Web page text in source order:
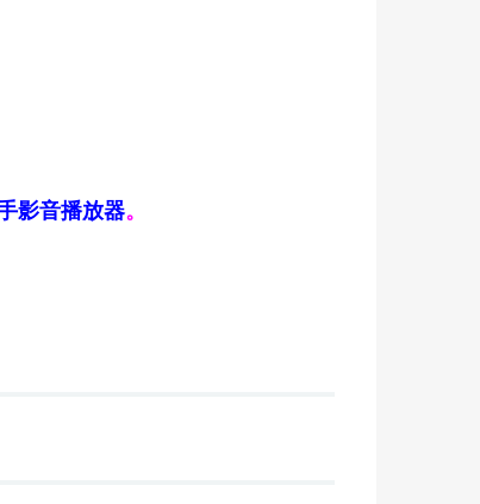
影音播放器。